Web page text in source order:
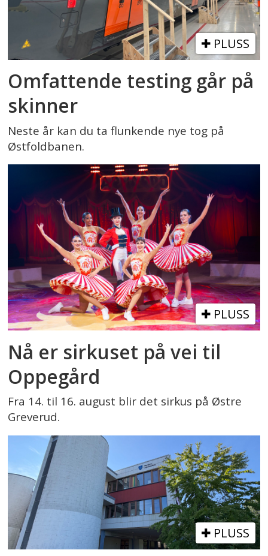
PLUSS
Omfattende testing går på
skinner
Neste år kan du ta flunkende nye tog på
Østfoldbanen.
PLUSS
Nå er sirkuset på vei til
Oppegård
Fra 14. til 16. august blir det sirkus på Østre
Greverud.
PLUSS